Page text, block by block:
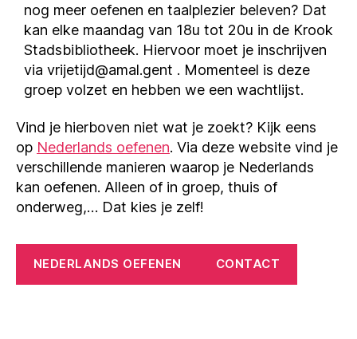
nog meer oefenen en taalplezier beleven? Dat
kan elke maandag van 18u tot 20u in de Krook
Stadsbibliotheek. Hiervoor moet je inschrijven
via vrijetijd@amal.gent . Momenteel is deze
groep volzet en hebben we een wachtlijst.
Vind je hierboven niet wat je zoekt? Kijk eens
op Nederlands oefenen. Via deze website vind je
verschillende manieren waarop je Nederlands
kan oefenen. Alleen of in groep, thuis of
onderweg,… Dat kies je zelf!
NEDERLANDS OEFENEN CONTACT